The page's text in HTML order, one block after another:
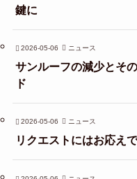
鍵に
2026-05-06 ニュース
サンルーフの減少とそ
ド
2026-05-06 ニュース
リクエストにはお応え